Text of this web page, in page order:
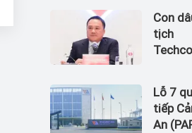
kiến
tại dự
Izumi
Con
tịch
làm
Hãng
không
Lỗ 7
tiếp
An